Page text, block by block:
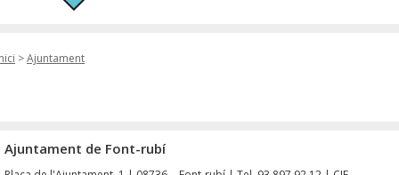
>Ajuntament
Ajuntament de Font-rubí